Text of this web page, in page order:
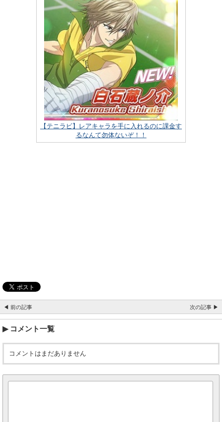
【テニラビ】レアキャラを手に入れるのに課金す
るなんて勿体ないぞ！！
◀ 前の記事 次の記事 ▶
コメント一覧
コメントはまだありません